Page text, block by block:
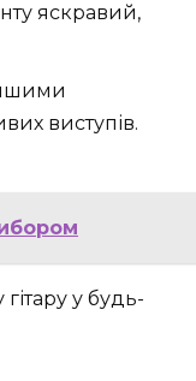
яскравий,
виступів.
у будь-